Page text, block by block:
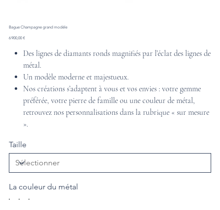
Bague Champagne grand modèle
Prix
6 900,00 €
Des lignes de diamants ronds magnifiés par l’éclat des lignes de
métal.
Un modèle moderne et majestueux.
Nos créations s’adaptent à vous et vos envies : votre gemme
préférée, votre pierre de famille ou une couleur de métal,
retrouvez nos personnalisations dans la rubrique « sur mesure
».
Taille
La couleur du métal